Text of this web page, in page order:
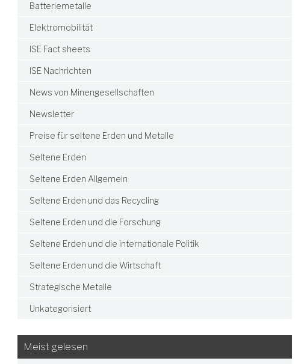
Batteriemetalle
Elektromobilität
ISE Fact sheets
ISE Nachrichten
News von Minengesellschaften
Newsletter
Preise für seltene Erden und Metalle
Seltene Erden
Seltene Erden Allgemein
Seltene Erden und das Recycling
Seltene Erden und die Forschung
Seltene Erden und die internationale Politik
Seltene Erden und die Wirtschaft
Strategische Metalle
Unkategorisiert
Meist gelesen